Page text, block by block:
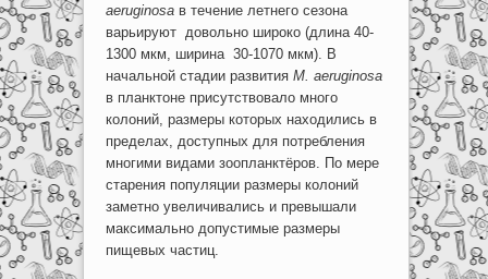
aeruginosa в течение летнего сезона
варьируют довольно широко (длина 40-
1300 мкм, ширина 30-1070 мкм). В
начальной стадии развития M. aeruginosa
в планктоне присутствовало много
колоний, размеры которых находились в
пределах, доступных для потребления
многими видами зоопланктёров. По мере
старения популяции размеры колоний
заметно увеличивались и превышали
максимально допустимые размеры
пищевых частиц.